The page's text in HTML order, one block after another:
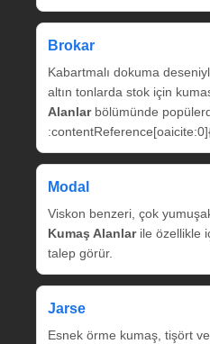
Brokar
Kabartmalı dokuma
altın tonlarda stok için
Alanlarbölümünde
Modal
Viskon benzeri, çok
Kumaş Alanlarile özellikle
talep görür.
Jarse
Esnek örme kumaş, tişört